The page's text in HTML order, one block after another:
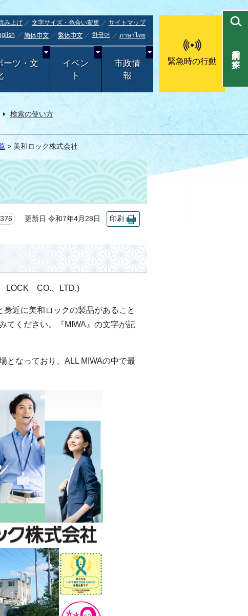
み上げ 文字サイズ・色合い変更
サイトマップ
简体中文 繁体中文 한국어 ภาษาไทย
ーツ・文
イベン
ト
市政情
報
緊急時の行動
検索の使い方
目的別で探す
> 美和ロック株式会社
更新日 令和7年4月28日 印刷
LOCK CO.、LTD.)
近に美和ロックの製品があること
てください。『MIWA』の文字が記
となっており、ALL MIWAの中で最